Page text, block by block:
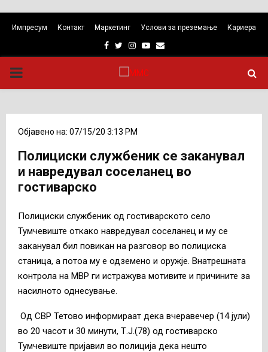
Импресум Контакт Маркетинг Услови за преземање Кариера
Facebook
TwitterInstagram
Youtube
Email
PRIMARY
Објавено на: 07/15/20 3:13 PM
Полициски службеник се заканувал
и навредувал соселанец во
гостиварско
Полициски службеник од гостиварското село
Тумчевиште откако навредувал соселанец и му се
заканувал бил повикан на разговор во полициска
станица, а потоа му е одземено и оружје. Внатрешната
контрола на МВР ги истражува мотивите и причините за
насилното однесување.
Од СВР Тетово информираат дека вчеравечер (14 јули)
во 20 часот и 30 минути, Т.Ј.(78) од гостиварско
Тумчевиште пријавил во полиција дека нешто